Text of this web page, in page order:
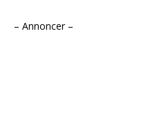
– Annoncer –